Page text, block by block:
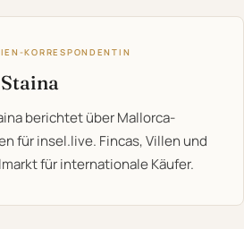
KORRESPONDENTIN
berichtet über Mallorca-
für insel.live. Fincas, Villen und
für internationale Käufer.